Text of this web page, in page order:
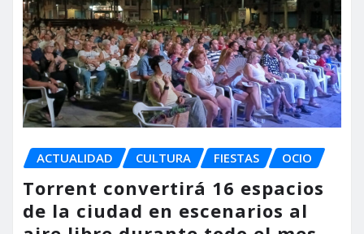
ACTUALIDAD CULTURA FIESTAS OCIO
Torrent convertirá 16 espacios
de la ciudad en escenarios al